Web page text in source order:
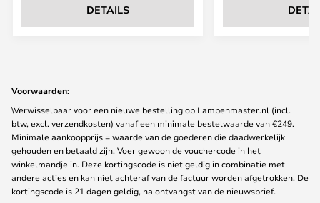
DETAILS
Voorwaarden:
\Verwisselbaar voor een nieuwe bestelling op Lampenmaster.nl (incl.
btw, excl. verzendkosten) vanaf een minimale bestelwaarde van €249.
Minimale aankoopprijs = waarde van de goederen die daadwerkelijk
gehouden en betaald zijn. Voer gewoon de vouchercode in het
winkelmandje in. Deze kortingscode is niet geldig in combinatie met
andere acties en kan niet achteraf van de factuur worden afgetrokken. De
kortingscode is 21 dagen geldig, na ontvangst van de nieuwsbrief.